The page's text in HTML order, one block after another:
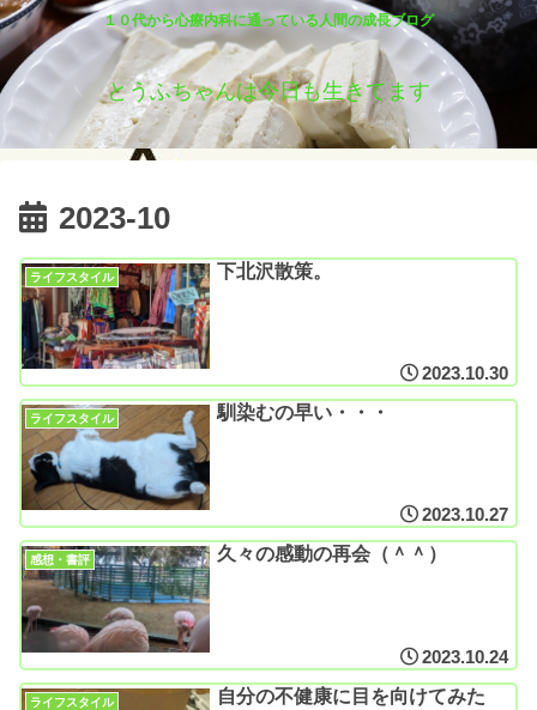
１０代から心療内科に通っている人間の成長ブログ
とうふちゃんは今日も生きてます
2023-10
ライフスタイル 下北沢散策。
2023.10.30
ライフスタイル 馴染むの早い・・・
2023.10.27
感想・書評 久々の感動の再会（＾＾）
2023.10.24
ライフスタイル 自分の不健康に目を向けてみた